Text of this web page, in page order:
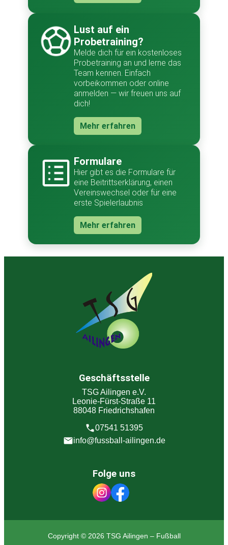
Lust auf ein
Probetraining?
Melde dich für ein kostenloses
Probetraining an und lerne das
Team kennen. Einfach
vorbeikommen oder online
anmelden — wir freuen uns auf
dich!
Mehr erfahren
Formulare
Hier gibt es die Formulare für
eine Beitrittserklärung, einen
Vereinswechsel oder für eine
erste Spielerlaubnis
Mehr erfahren
Geschäftsstelle
TSG Ailingen e.V.
Leonie-Fürst-Straße 11
88048 Friedrichshafen
07541 51395
info@fussball-ailingen.de
Folge uns
Copyright © 2026 TSG Ailingen – Fußball